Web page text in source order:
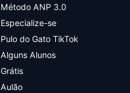
Método ANP 3.0
Especialize-se
Pulo do Gato TikTok
Alguns Alunos
Grátis
Aulão